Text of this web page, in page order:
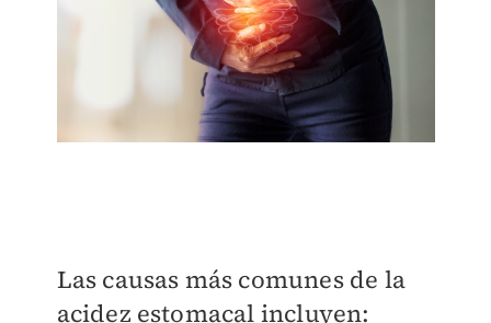
Las causas más comunes de la
acidez estomacal incluyen: